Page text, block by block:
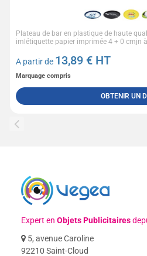
Plateau de bar en plastique de haute
imlétiquette papier imprimée 4 + 0 cmjn à
A partir de 13,89 € HT
Marquage compris
OBTENIR UN
Expert enObjets Publicitaires
5, avenue Caroline
92210 Saint-Cloud